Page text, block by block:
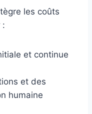
les coûts
:
et continue
et des
humaine